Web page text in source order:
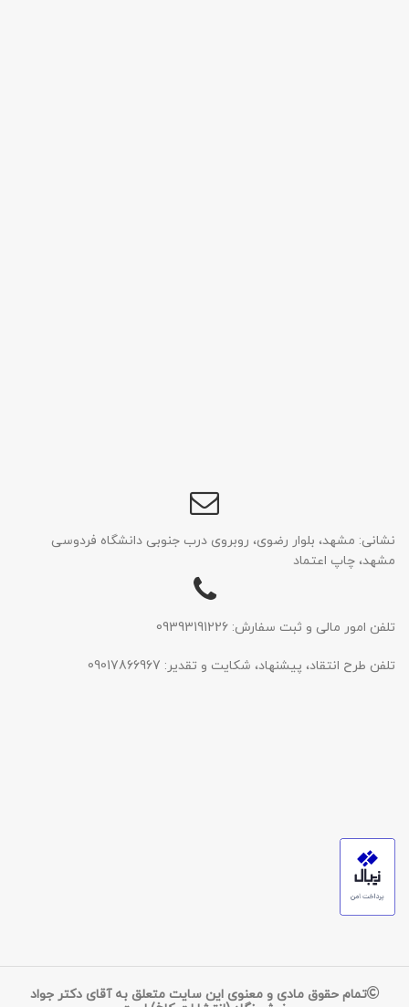
نشانی: مشهد، بلوار رضوی، روبروی درب جنوبی دانشگاه فردوسی
مشهد، چاپ اعتماد
تلفن امور مالی و ثبت سفارش: 09393191226
تلفن طرح انتقاد، پیشنهاد، شکایت و تقدیر: 09017866967
تمام حقوق مادی و معنوی این سایت متعلق به آقای دکتر جواد